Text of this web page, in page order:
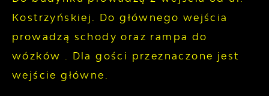
Kostrzyńskiej. Do głównego wejścia
prowadzą schody oraz rampa do
wózków . Dla gości przeznaczone jest
wejście główne.